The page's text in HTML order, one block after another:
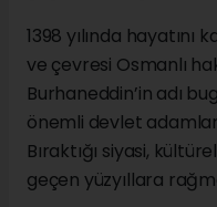
1398 yılında
ve çevresi Osmanlı
Burhaneddin’in adı
önemli devlet
Bıraktığı siyasi,
geçen yüzyıllara